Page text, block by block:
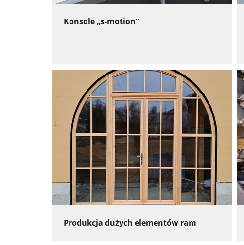
Konsole „s-motion“
Produkcja dużych elementów ram